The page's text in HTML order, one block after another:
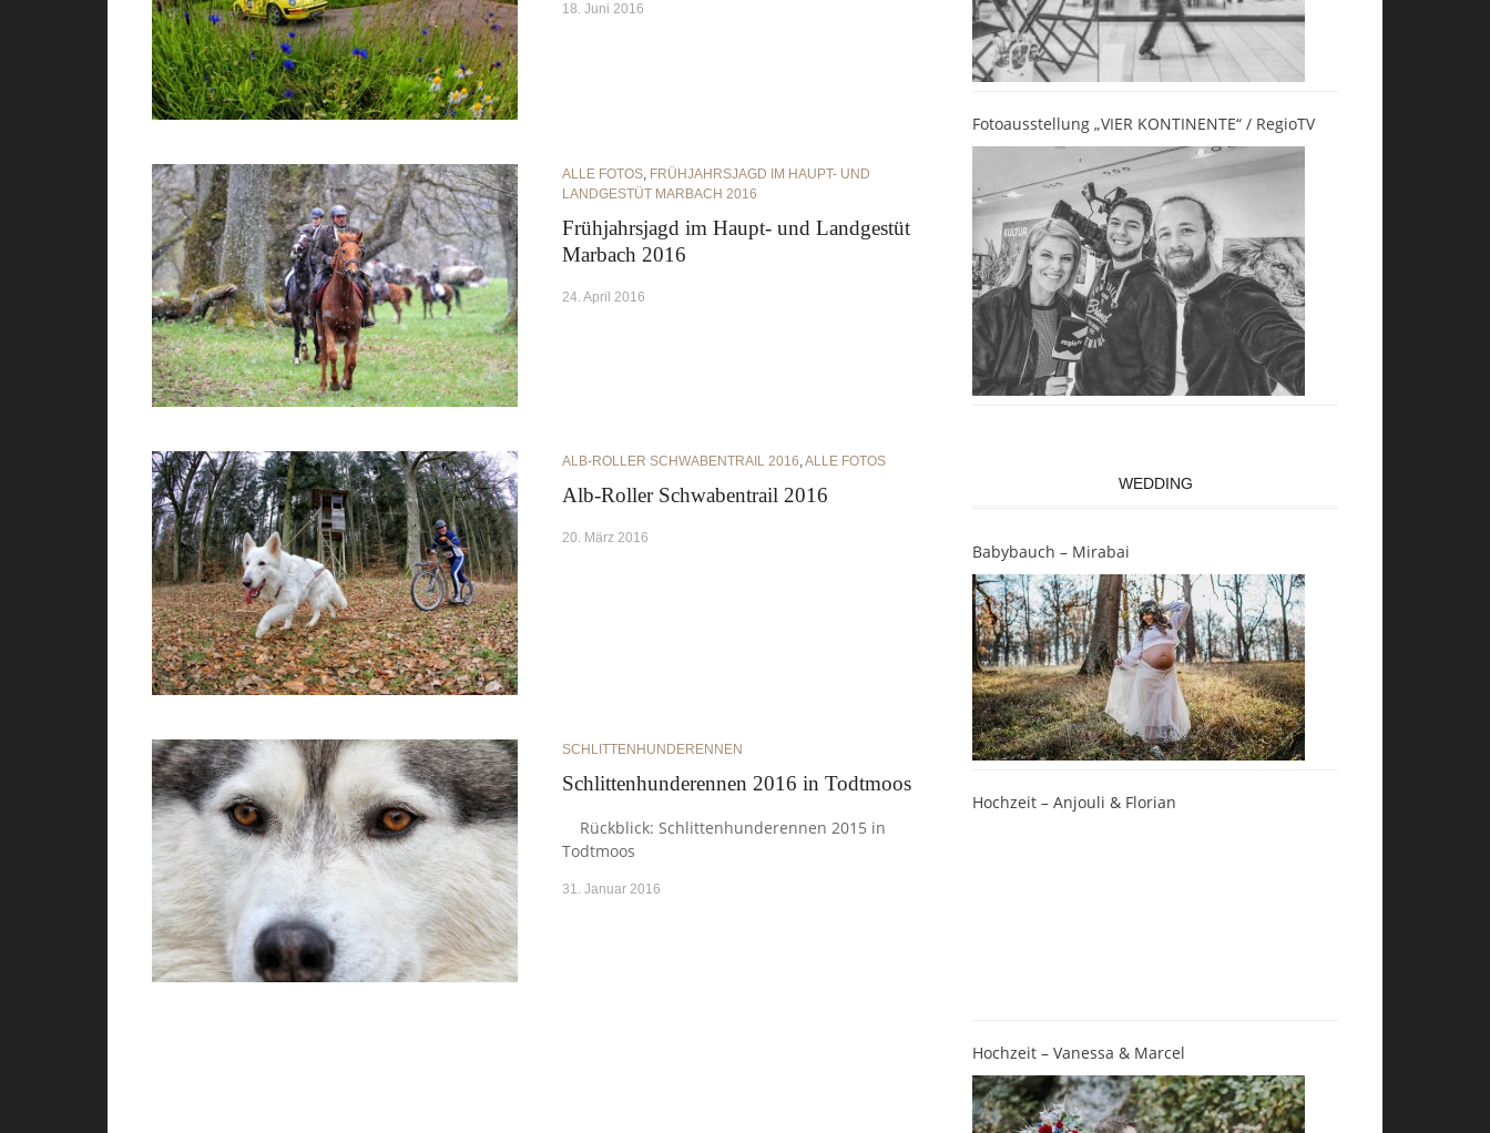
18. Juni 2016
ALLE FOTOS FRÜHJAHRSJAGD IM HAUPT- UND
LANDGESTÜT MARBACH 2016
Frühjahrsjagd im Haupt- und Landgestüt
Marbach 2016
24. April 2016
ALB-ROLLER SCHWABENTRAIL 2016,ALLE FOTOS
Alb-Roller Schwabentrail 2016
20. März 2016
SCHLITTENHUNDERENNEN
Schlittenhunderennen 2016 in Todtmoos
Rückblick: Schlittenhunderennen 2015 in
Todtmoos
31. Januar 2016
Fotoausstellung „VIER KONTINENTE“ / RegioTV
WEDDING
Babybauch – Mirabai
Hochzeit – Anjouli & Florian
Hochzeit – Vanessa & Marcel